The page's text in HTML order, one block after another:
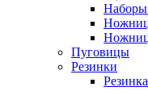
Пуговицы
Резинки